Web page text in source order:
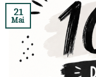
21
Mai